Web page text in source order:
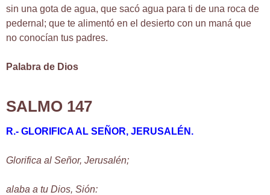
sin una gota de agua, que sacó agua para ti de una roca de
pedernal; que te alimentó en el desierto con un maná que
no conocían tus padres.
Palabra de Dios
SALMO 147
R.- GLORIFICA AL SEÑOR, JERUSALÉN.
Glorifica al Señor, Jerusalén;
alaba a tu Dios, Sión: